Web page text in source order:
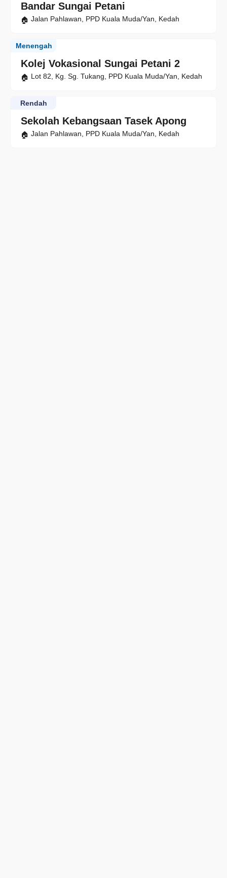
Bandar Sungai Petani
Jalan Pahlawan, PPD Kuala Muda/Yan, Kedah
Kolej Vokasional Sungai Petani 2
Menengah
Lot 82, Kg. Sg. Tukang, PPD Kuala Muda/Yan, Kedah
Sekolah Kebangsaan Tasek Apong
Rendah
Jalan Pahlawan, PPD Kuala Muda/Yan, Kedah